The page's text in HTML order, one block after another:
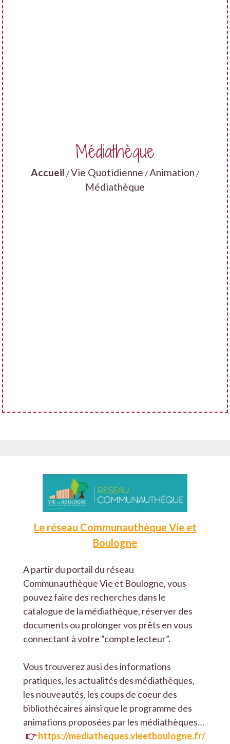
Médiathèque
Accueil /Vie Quotidienne /Animation /
Médiathèque
Le réseau Communauthèque Vie et
Boulogne
A partir du portail du réseau
Communauthèque Vie et Boulogne, vous
pouvez faire des recherches dans le
catalogue de la médiathèque, réserver des
documents ou prolonger vos prêts en vous
connectant à votre “compte lecteur”.
Vous trouverez ausi des informations
pratiques, les actualités des médiathèques,
les nouveautés, les coups de coeur des
bibliothécaires ainsi que le programme des
animations proposées par les médiathèques…
👉 https://mediatheques.vieetboulogne.fr/